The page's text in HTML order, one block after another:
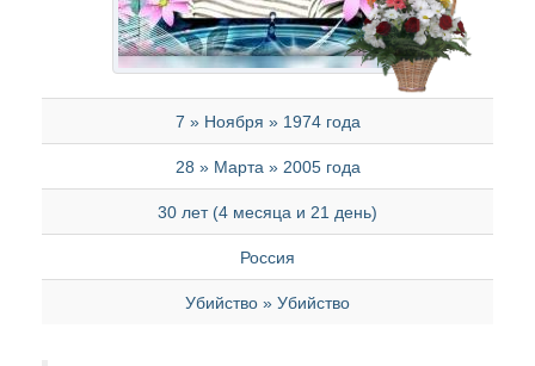
7 » Ноября » 1974 года
28 » Марта » 2005 года
30 лет (4 месяца и 21 день)
Россия
Убийство » Убийство